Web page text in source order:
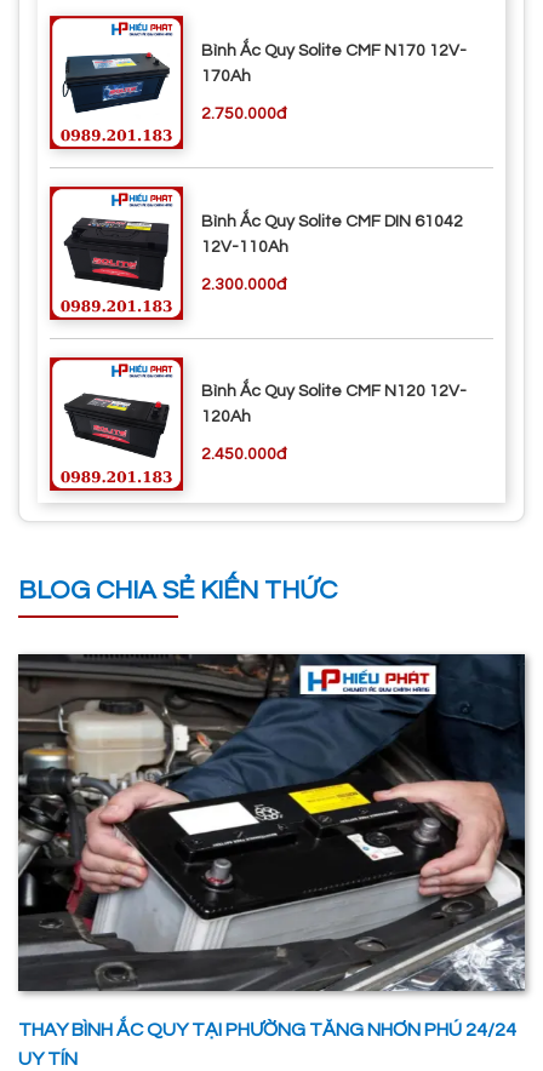
Bình Ắc Quy Solite CMF N170 12V-
170Ah
2.750.000đ
Bình Ắc Quy Solite CMF DIN 61042
12V-110Ah
2.300.000đ
Bình Ắc Quy Solite CMF N120 12V-
120Ah
2.450.000đ
BLOG CHIA SẺ KIẾN THỨC
THAY BÌNH ẮC QUY TẠI PHƯỜNG TĂNG NHƠN PHÚ 24/24
UY TÍN